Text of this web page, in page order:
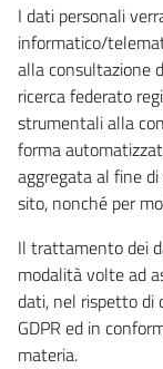
I dati personali
informatico/
alla consultazione
ricerca federato
strumentali alla
forma
aggregata al fine
sito, nonché per
Il trattamento dei
modalità volte ad
dati, nel rispetto di
GDPR ed in
materia.